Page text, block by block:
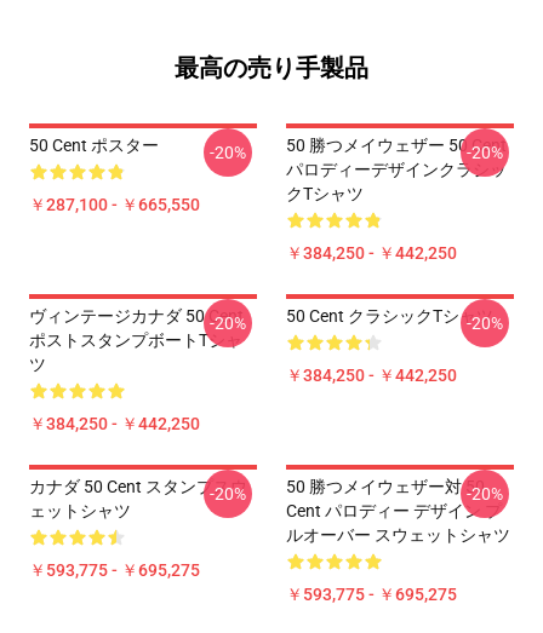
最高の売り手製品
50 Cent ポスター
￥287,100 - ￥665,550
-20%
50 勝つメイウェザー 50 Cent
パロディーデザインクラシッ
クTシャツ
￥384,250 - ￥442,250
-20%
ヴィンテージカナダ 50 Cent
ポストスタンプボートTシャ
ツ
￥384,250 - ￥442,250
-20% 50 Cent クラシックTシャツ
￥384,250 - ￥442,250
-20%
カナダ 50 Cent スタンプスウ
ェットシャツ
￥593,775 - ￥695,275
-20%
50 勝つメイウェザー対 50
Cent パロディー デザイン プ
ルオーバー スウェットシャツ
￥593,775 - ￥695,275
-20%